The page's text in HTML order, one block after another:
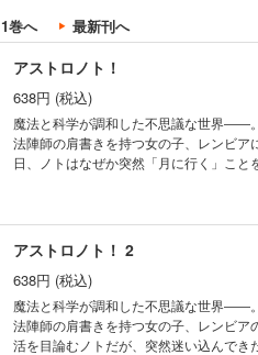
1巻へ 最新刊へ
アストロノト！
638円 (税込)
魔法と科学が調和した不思議な世界――
法陣師の肩書きを持つ女の子、レンビ
日、ノトはなぜか突然「月に行く」こ
アストロノト！ 2
638円 (税込)
魔法と科学が調和した不思議な世界――
法陣師の肩書きを持つ女の子、レンビ
活を目論むノトだが、突然迷い込んで